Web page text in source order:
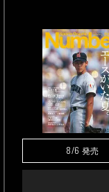
8/6 発売